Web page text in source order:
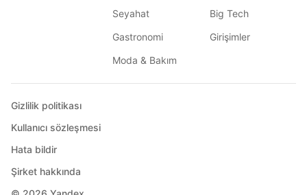
Seyahat
Gastronomi
Moda & Bakım
Big Tech
Girişimler
Gizlilik politikası
Kullanıcı sözleşmesi
Hata bildir
Şirket hakkında